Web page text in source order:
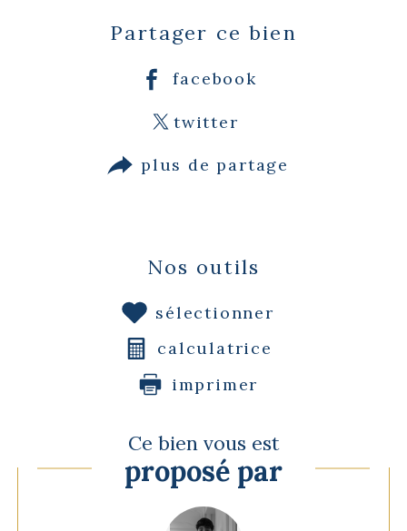
Partager ce bien
facebook
twitter
plus de partage
Nos outils
sélectionner
calculatrice
imprimer
Ce bien vous est
proposé par